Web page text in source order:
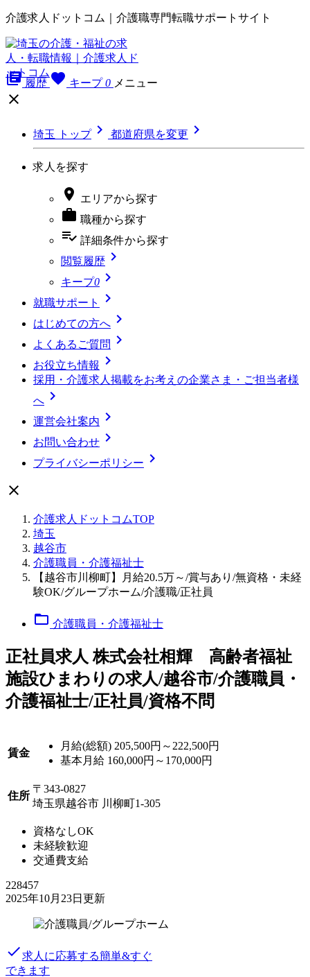
介護求人ドットコム｜介護職専門転職サポートサイト
library_books 履歴 favorite キープ 0 メニュー

埼玉 トップ 都道府県を変更 
求人を探す
 エリアから探す
 職種から探す
playlist_add_check 詳細条件から探す
閲覧履歴 
キープ0 
就職サポート 
はじめての方へ 
よくあるご質問 
お役立ち情報 
採用・介護求人掲載をお考えの企業さま・ご担当者様
へ 
運営会社案内 
お問い合わせ 
プライバシーポリシー 

介護求人ドットコムTOP
埼玉
越谷市
介護職員・介護福祉士
【越谷市川柳町】月給20.5万～/賞与あり/無資格・未経
験OK/グループホーム/介護職/正社員
folder_open 介護職員・介護福祉士
正社員求人 株式会社相輝 高齢者福祉
施設ひまわりの求人/越谷市/介護職員・
介護福祉士/正社員/資格不問
賃金
月給(総額) 205,500円～222,500円
基本月給 160,000円～170,000円
住所
〒343-0827
埼玉県越谷市 川柳町1-305
資格なしOK
未経験歓迎
交通費支給
228457
2025年10月23日更新
done求人に応募する簡単&すぐ
できます